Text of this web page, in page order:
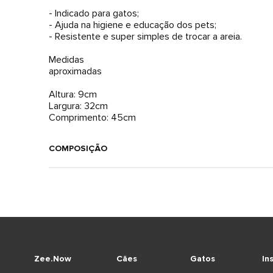
- Indicado para gatos;
- Ajuda na higiene e educação dos pets;
- Resistente e super simples de trocar a areia.
Medidas
aproximadas
Altura: 9cm
Largura: 32cm
Comprimento: 45cm
COMPOSIÇÃO
Cães
Gatos
Zee.Now